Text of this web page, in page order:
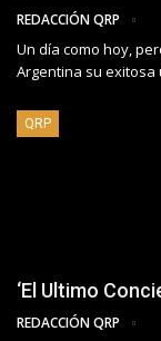
REDACCIÓN QRP
Un día como hoy,
Argentina su exitosa
QRP
‘El Ultimo
REDACCIÓN QRP